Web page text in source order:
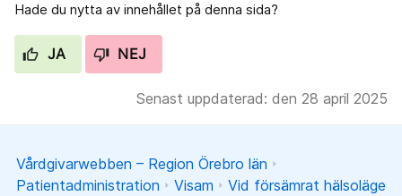
Hade du nytta av innehållet på denna sida?
JA NEJ
Senast uppdaterad: den 28 april 2025
Vårdgivarwebben – Region Örebro län
Patientadministration
Visam
Vid försämrat hälsoläge